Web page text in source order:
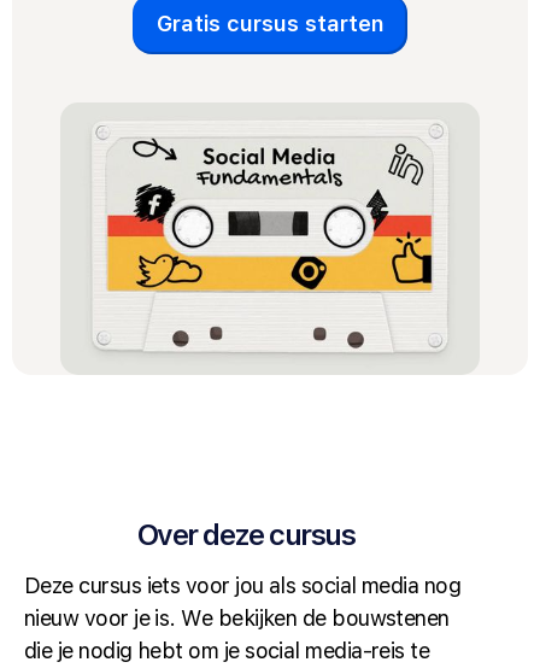
Gratis cursus starten
Over deze cursus
Deze cursus iets voor jou als social media nog
nieuw voor je is. We bekijken de bouwstenen
die je nodig hebt om je social media-reis te